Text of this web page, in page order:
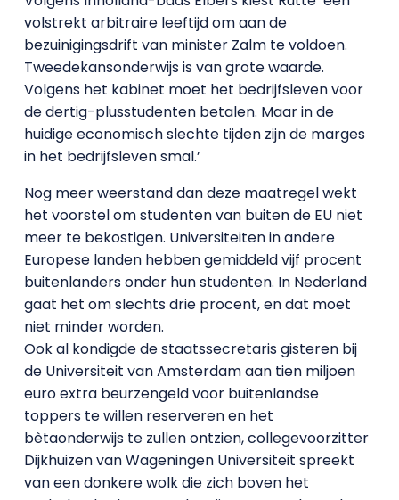
volstrekt arbitraire leeftijd om aan de
bezuinigingsdrift van minister Zalm te voldoen.
Tweedekansonderwijs is van grote waarde.
Volgens het kabinet moet het bedrijfsleven voor
de dertig-plusstudenten betalen. Maar in de
huidige economisch slechte tijden zijn de marges
in het bedrijfsleven smal.’
Nog meer weerstand dan deze maatregel wekt
het voorstel om studenten van buiten de EU niet
meer te bekostigen. Universiteiten in andere
Europese landen hebben gemiddeld vijf procent
buitenlanders onder hun studenten. In Nederland
gaat het om slechts drie procent, en dat moet
niet minder worden.
Ook al kondigde de staatssecretaris gisteren bij
de Universiteit van Amsterdam aan tien miljoen
euro extra beurzengeld voor buitenlandse
toppers te willen reserveren en het
bètaonderwijs te zullen ontzien, collegevoorzitter
Dijkhuizen van Wageningen Universiteit spreekt
van een donkere wolk die zich boven het